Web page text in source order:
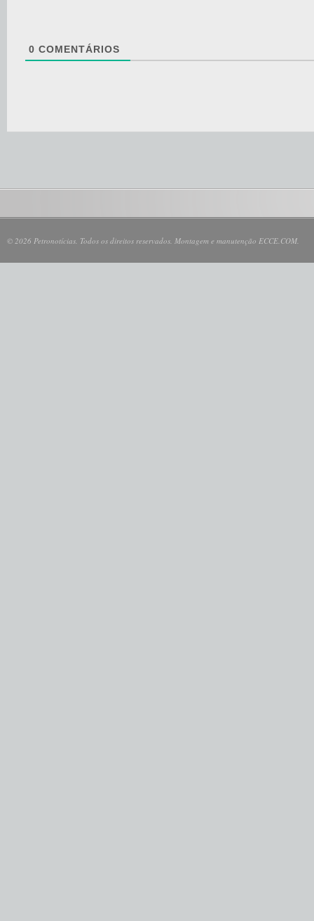
0 COMENTÁRIOS
© 2026 Petronotícias. Todos os direitos reservados. Montagem e manutenção ECCE.COM.